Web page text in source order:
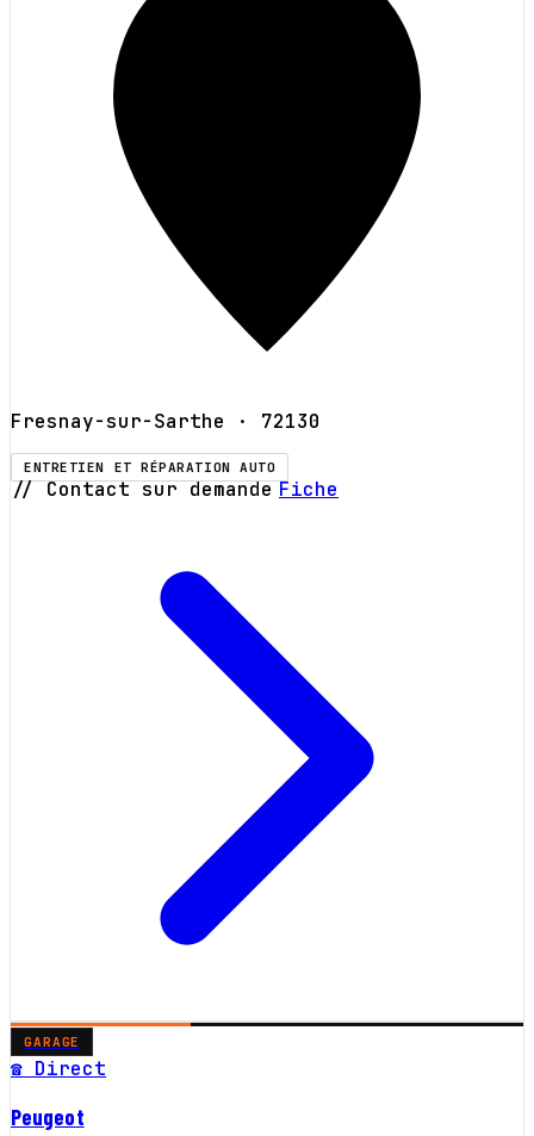
Fresnay-sur-Sarthe · 72130
ENTRETIEN ET RÉPARATION AUTO
// Contact sur demande Fiche
GARAGE
☎ Direct
Peugeot